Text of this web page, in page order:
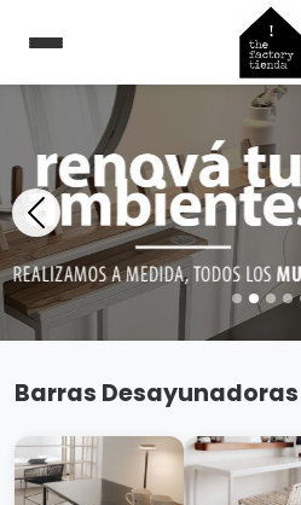
Barras Desayunadoras